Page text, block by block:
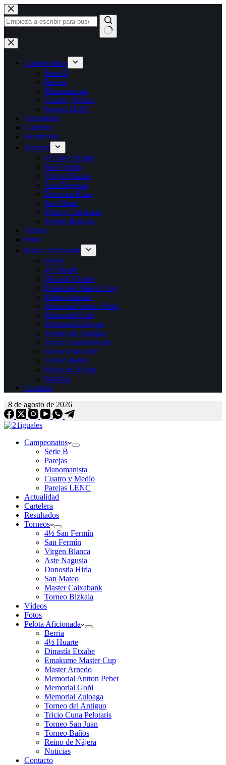
Saltar
al
contenido
Sin
resultados
Campeonatos
Serie B
Parejas
Manomanista
Cuatro y Medio
Parejas LENC
Actualidad
Cartelera
Resultados
Torneos
4½ San Fermín
San Fermín
Virgen Blanca
Aste Nagusia
Donostia Hiria
San Mateo
Master Caixabank
Torneo Bizkaia
Vídeos
Fotos
Pelota Aficionada
Berria
4½ Huarte
Dinastía Etxabe
Emakume Master Cup
Master Arnedo
Memorial Antton Pebet
Memorial Goñi
Memorial Zuloaga
Torneo del Antiguo
Tricio Cuna Pelotaris
Torneo San Juan
Torneo Baños
Reino de Nájera
Noticias
Contacto
8 de agosto de 2026
Campeonatos
Serie B
Parejas
Manomanista
Cuatro y Medio
Parejas LENC
Actualidad
Cartelera
Resultados
Torneos
4½ San Fermín
San Fermín
Virgen Blanca
Aste Nagusia
Donostia Hiria
San Mateo
Master Caixabank
Torneo Bizkaia
Vídeos
Fotos
Pelota Aficionada
Berria
4½ Huarte
Dinastía Etxabe
Emakume Master Cup
Master Arnedo
Memorial Antton Pebet
Memorial Goñi
Memorial Zuloaga
Torneo del Antiguo
Tricio Cuna Pelotaris
Torneo San Juan
Torneo Baños
Reino de Nájera
Noticias
Contacto